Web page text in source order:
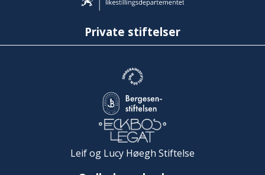
Private stiftelser
Leif og Lucy Høegh Stiftelse